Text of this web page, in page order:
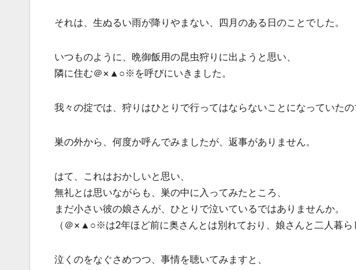
それは、生ぬるい雨が降りやまない、四月のある日のことでした。
いつものように、晩御飯用の昆虫狩りに出ようと思い、
隣に住む＠×▲○※を呼びにいきました。
我々の掟では、狩りはひとりで行ってはならないことになっていたの
巣の外から、何度か呼んでみましたが、返事がありません。
はて、これはおかしいと思い、
無礼とは思いながらも、巣の中に入ってみたところ、
まだ小さい彼の娘さんが、ひとりで泣いているではありませんか。
（＠×▲○※は2年ほど前に奥さんとは別れており、娘さんと二人暮ら
泣くのをなぐさめつつ、事情を聴いてみますと、